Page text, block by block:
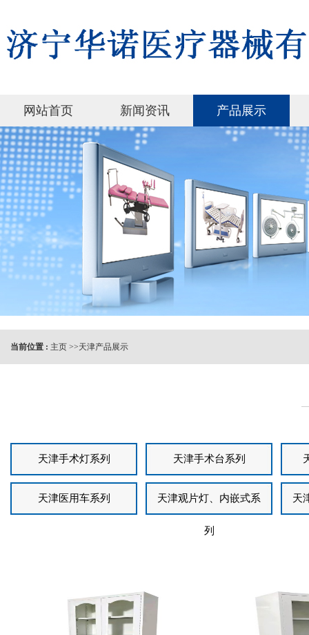
网站首页 新闻资讯 产品展示
当前位置 : 主页 >>天津产品展示
天津手术灯系列 天津手术台系列
天津医用车系列 天津观片灯、内嵌式系
列
天